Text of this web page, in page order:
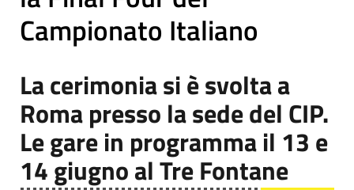
Campionato Italiano
La cerimonia si è svolta a
Roma presso la sede del CIP.
Le gare in programma il 13 e
14 giugno al Tre Fontane